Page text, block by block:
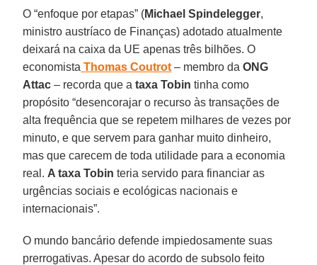
O “enfoque por etapas” (Michael Spindelegger,
ministro austríaco de Finanças) adotado atualmente
deixará na caixa da UE apenas três bilhões. O
economista Thomas Coutrot – membro daONG
Attac – recorda que ataxa Tobin tinha como
propósito “desencorajar o recurso às transações de
alta frequência que se repetem milhares de vezes por
minuto, e que servem para ganhar muito dinheiro,
mas que carecem de toda utilidade para a economia
real. A taxa Tobin teria servido para financiar as
urgências sociais e ecológicas nacionais e
internacionais”.
O mundo bancário defende impiedosamente suas
prerrogativas. Apesar do acordo de subsolo feito